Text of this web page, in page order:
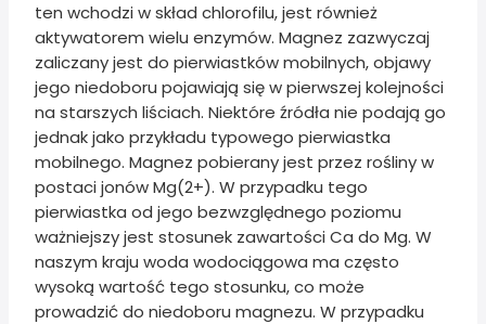
ten wchodzi w skład chlorofilu, jest również
aktywatorem wielu enzymów. Magnez zazwyczaj
zaliczany jest do pierwiastków mobilnych, objawy
jego niedoboru pojawiają się w pierwszej kolejności
na starszych liściach. Niektóre źródła nie podają go
jednak jako przykładu typowego pierwiastka
mobilnego. Magnez pobierany jest przez rośliny w
postaci jonów Mg(2+). W przypadku tego
pierwiastka od jego bezwzględnego poziomu
ważniejszy jest stosunek zawartości Ca do Mg. W
naszym kraju woda wodociągowa ma często
wysoką wartość tego stosunku, co może
prowadzić do niedoboru magnezu. W przypadku